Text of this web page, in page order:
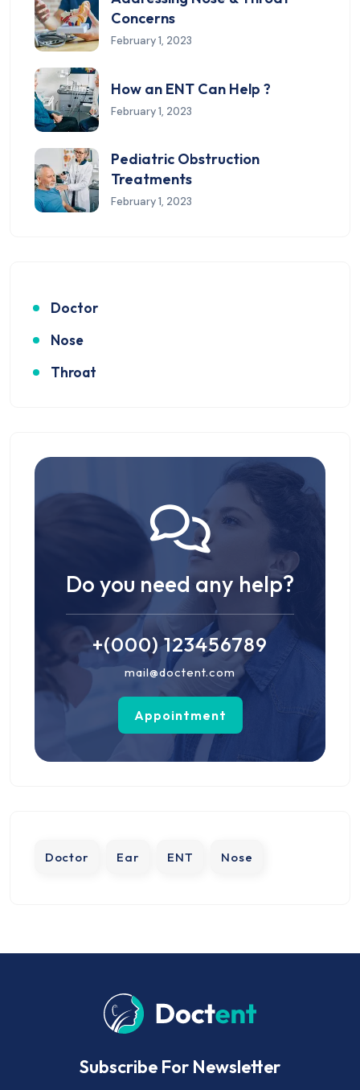
Concerns
February 1, 2023
How an ENT Can Help ?
February 1, 2023
Pediatric Obstruction
Treatments
February 1, 2023
Doctor
Nose
Throat
Do you need any help?
+(000) 123456789
mail@doctent.com
Appointment
Doctor Ear ENT Nose
Subscribe For Newsletter